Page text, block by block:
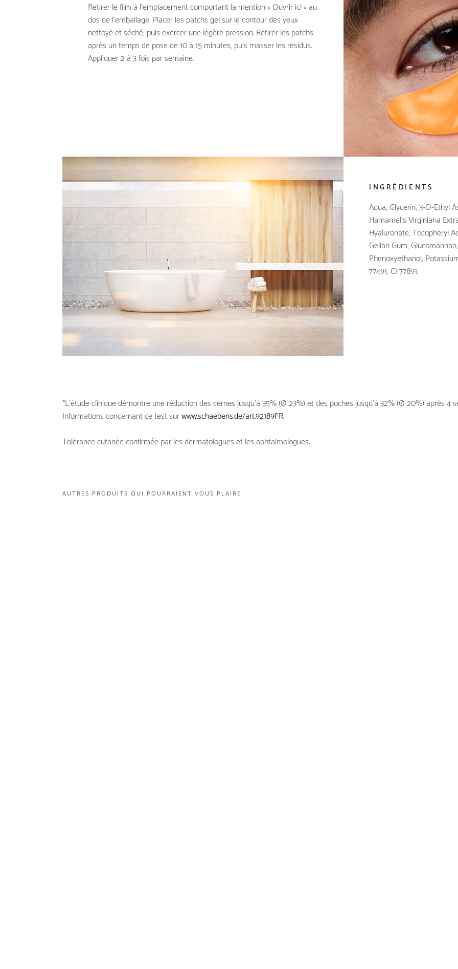
Retirer le film à l’emplacement comportant la mention « Ouvrir ici » au
dos de l’emballage. Placer les patchs gel sur le contour des yeux
nettoyé et séché, puis exercer une légère pression. Retirer les patchs
après un temps de pose de 10 à 15 minutes, puis masser les résidus.
Appliquer 2 à 3 fois par semaine.
INGRÉDIENTS
Aqua, Glycerin, 3-O-Ethyl
Hamamelis Virginiana
Hyaluronate, Tocopheryl
Gellan Gum,
Phenoxyethanol,
77491, CI 77891.
*L’étude clinique démontre une réduction des cernes jusqu’à 35% (Ø 23%) et des poches jusqu’à 32% (Ø 20%) après 4
Informations concernant ce test surwww.schaebens.de/art.92189FR.
Tolérance cutanée confirmée par les dermatologues et les ophtalmologues.
H1 FÜR STRUKTUR
H2 FÜR STRUKTUR
H3 FÜR STRUKTUR
H4 FÜR STRUKTUR
H5 FÜR STRUKTUR
AUTRES PRODUITS QUI POURRAIENT VOUS PLAIRE